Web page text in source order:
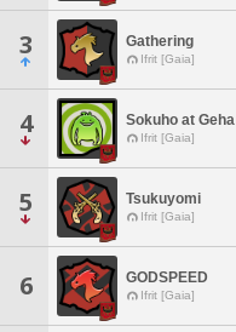
3 Gathering
Ifrit [Gaia]
4 Sokuho at Geha
Ifrit [Gaia]
5 Tsukuyomi
Ifrit [Gaia]
6 GODSPEED
Ifrit [Gaia]